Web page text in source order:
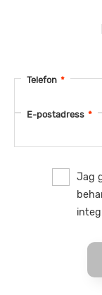
Telefon *
E-postadress *
Jag